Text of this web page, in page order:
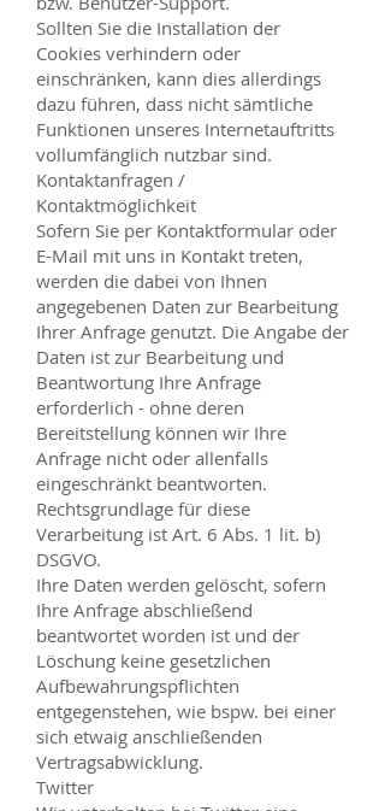
Sollten Sie die Installation der
Cookies verhindern oder
einschränken, kann dies allerdings
dazu führen, dass nicht sämtliche
Funktionen unseres Internetauftritts
vollumfänglich nutzbar sind.
Kontaktanfragen /
Kontaktmöglichkeit
Sofern Sie per Kontaktformular oder
E-Mail mit uns in Kontakt treten,
werden die dabei von Ihnen
angegebenen Daten zur Bearbeitung
Ihrer Anfrage genutzt. Die Angabe der
Daten ist zur Bearbeitung und
Beantwortung Ihre Anfrage
erforderlich - ohne deren
Bereitstellung können wir Ihre
Anfrage nicht oder allenfalls
eingeschränkt beantworten.
Rechtsgrundlage für diese
Verarbeitung ist Art. 6 Abs. 1 lit. b)
DSGVO.
Ihre Daten werden gelöscht, sofern
Ihre Anfrage abschließend
beantwortet worden ist und der
Löschung keine gesetzlichen
Aufbewahrungspflichten
entgegenstehen, wie bspw. bei einer
sich etwaig anschließenden
Vertragsabwicklung.
Twitter